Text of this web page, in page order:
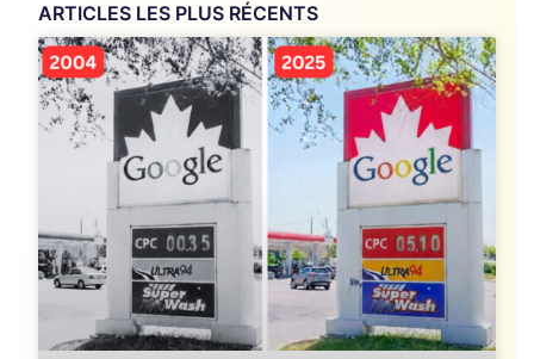
ARTICLES LES PLUS RÉCENTS